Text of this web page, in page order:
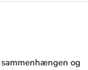
og